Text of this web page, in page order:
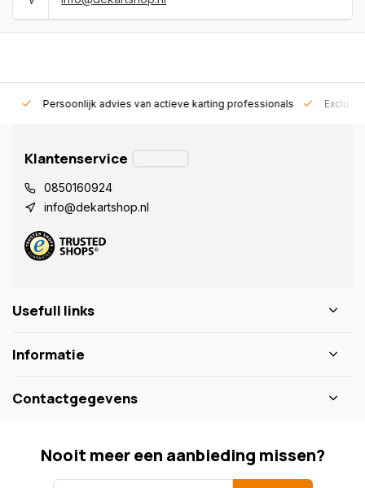
Persoonlijk advies van actieve karting professionals
Klantenservice
0850160924
info@dekartshop.nl
Usefull links
Informatie
Contactgegevens
Nooit meer een aanbieding missen?